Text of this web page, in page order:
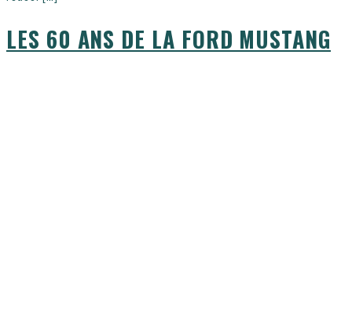
LES 60 ANS DE LA FORD MUSTANG